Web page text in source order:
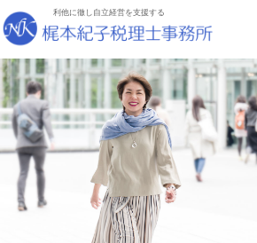
利他に徹し自立経営を支援する